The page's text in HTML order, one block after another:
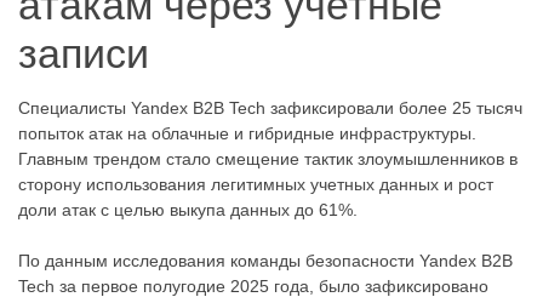
записи
Специалисты Yandex B2B Tech зафиксировали более 25 тысяч
попыток атак на облачные и гибридные инфраструктуры.
Главным трендом стало смещение тактик злоумышленников в
сторону использования легитимных учетных данных и рост
доли атак с целью выкупа данных до 61%.
По данным исследования команды безопасности Yandex B2B
Tech за первое полугодие 2025 года, было зафиксировано